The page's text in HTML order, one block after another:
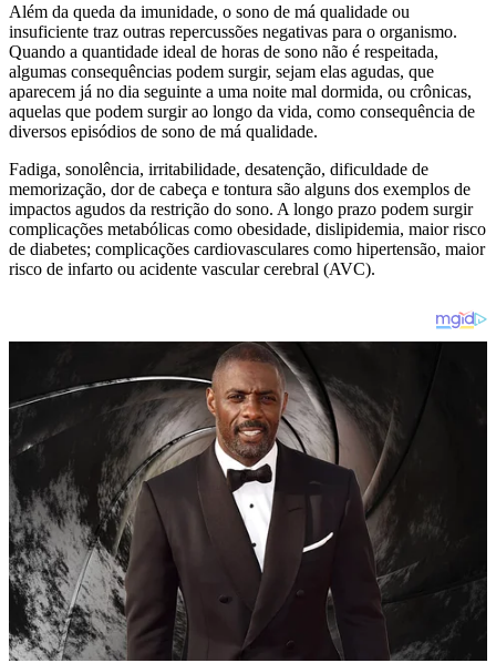
Além da queda da imunidade, o sono de má qualidade ou
insuficiente traz outras repercussões negativas para o organismo.
Quando a quantidade ideal de horas de sono não é respeitada,
algumas consequências podem surgir, sejam elas agudas, que
aparecem já no dia seguinte a uma noite mal dormida, ou crônicas,
aquelas que podem surgir ao longo da vida, como consequência de
diversos episódios de sono de má qualidade.
Fadiga, sonolência, irritabilidade, desatenção, dificuldade de
memorização, dor de cabeça e tontura são alguns dos exemplos de
impactos agudos da restrição do sono. A longo prazo podem surgir
complicações metabólicas como obesidade, dislipidemia, maior risco
de diabetes; complicações cardiovasculares como hipertensão, maior
risco de infarto ou acidente vascular cerebral (AVC).